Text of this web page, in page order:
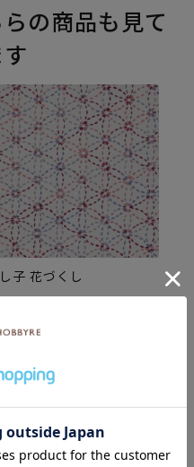
の商品も見て
子 花づくし